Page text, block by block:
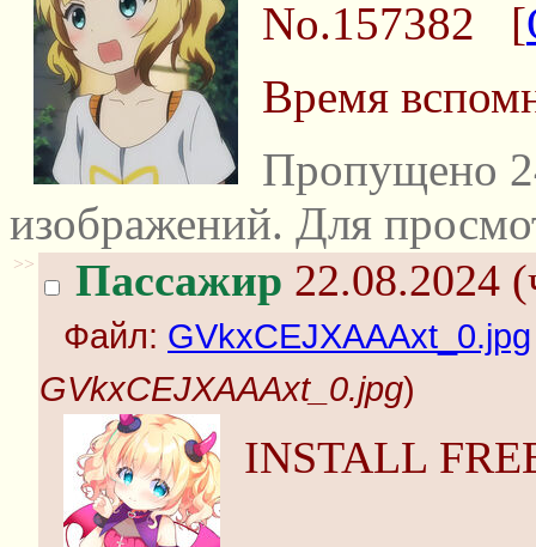
No.157382 [
Время
Пропущено
изображений. Для
>> Пассажир 22.08.2024
Файл: GVkxCEJXAAAxt_0.jpg
GVkxCEJXAAAxt_0.jpg)
INSTALL